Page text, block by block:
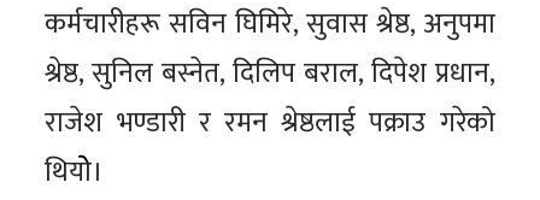
कर्मचारीहरू सविन घिमिरे, सुवास श्रेष्ठ, अनुपमा
श्रेष्ठ, सुनिल बस्नेत, दिलिप बराल, दिपेश प्रधान,
राजेश भण्डारी र रमन श्रेष्ठलाई पक्राउ गरेको
थियोे।